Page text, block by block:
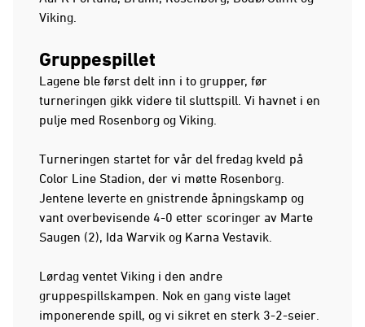
Viking.
Gruppespillet
Lagene ble først delt inn i to grupper, før
turneringen gikk videre til sluttspill. Vi havnet i en
pulje med Rosenborg og Viking.
Turneringen startet for vår del fredag kveld på
Color Line Stadion, der vi møtte Rosenborg.
Jentene leverte en gnistrende åpningskamp og
vant overbevisende 4-0 etter scoringer av Marte
Saugen (2), Ida Warvik og Karna Vestavik.
Lørdag ventet Viking i den andre
gruppespillskampen. Nok en gang viste laget
imponerende spill, og vi sikret en sterk 3-2-seier.